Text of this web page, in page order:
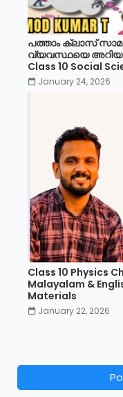
പത്താം ക്ലാസ്
വ്യവസ്ഥയെ അറിയാം
Class 10 Social
January 24, 2026
Class 10 Physics
Malayalam &
Materials
January 22, 2026